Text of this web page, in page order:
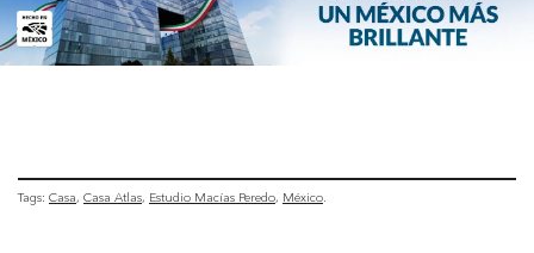
Tags: Casa Casa Atlas Estudio Macías Peredo México